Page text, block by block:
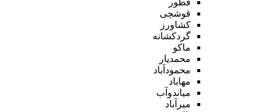
قوشچی
کشاورز
گردکشانه
ماکو
محمدیار
محمودآباد
مهاباد
میاندوآب
میرآباد